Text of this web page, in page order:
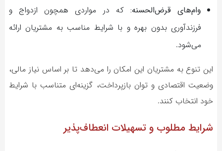
وام‌های قرض‌الحسنه: که در مواردی همچون ازدواج و
فرزندآوری بدون بهره و با شرایط مناسب به مشتریان ارائه
می‌شود.
این تنوع به مشتریان این امکان را می‌دهد تا بر اساس نیاز مالی،
وضعیت اقتصادی و توان بازپرداخت، گزینه‌ای متناسب با شرایط
خود انتخاب کنند.
شرایط مطلوب و تسهیلات انعطاف‌پذیر